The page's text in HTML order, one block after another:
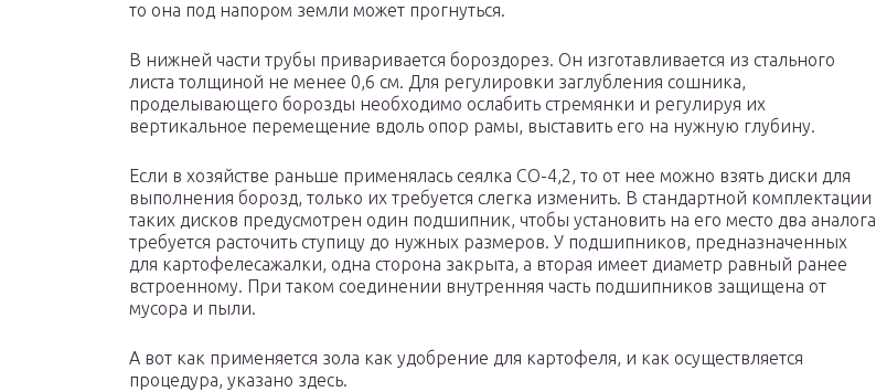
то она под напором земли может прогнуться.
В нижней части трубы приваривается бороздорез. Он изготавливается из стального
листа толщиной не менее 0,6 см. Для регулировки заглубления сошника,
проделывающего борозды необходимо ослабить стремянки и регулируя их
вертикальное перемещение вдоль опор рамы, выставить его на нужную глубину.
Если в хозяйстве раньше применялась сеялка СО-4,2, то от нее можно взять диски для
выполнения борозд, только их требуется слегка изменить. В стандартной комплектации
таких дисков предусмотрен один подшипник, чтобы установить на его место два аналога
требуется расточить ступицу до нужных размеров. У подшипников, предназначенных
для картофелесажалки, одна сторона закрыта, а вторая имеет диаметр равный ранее
встроенному. При таком соединении внутренняя часть подшипников защищена от
мусора и пыли.
А вот как применяется зола как удобрение для картофеля, и как осуществляется
процедура, указано здесь.